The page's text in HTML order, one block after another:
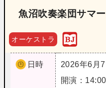
魚沼吹奏楽団サマ
オーケストラ
日時
2026年6月7
開演：14:00